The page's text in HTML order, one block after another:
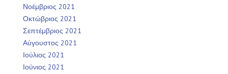
Νοέμβριος 2021
Οκτώβριος 2021
Σεπτέμβριος 2021
Αύγουστος 2021
Ιούλιος 2021
Ιούνιος 2021